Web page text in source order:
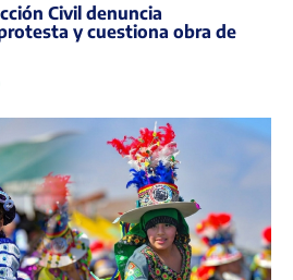
Civil denuncia
y cuestiona obra de